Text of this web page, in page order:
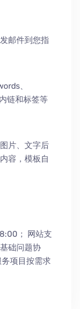
邮件到您指
、
链和标签等
片、文字后
容，模板自
；
网站支
基础问题协
务项目按需求